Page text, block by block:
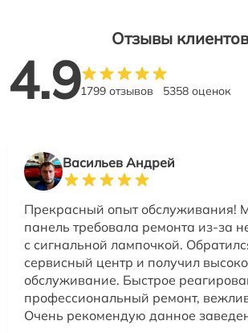
Отзывы клиентов
4.91799 отзывов 5358 оценок
Васильев Андрей
Прекрасный опыт обслуживания!
панель требовала ремонта из-за
с сигнальной лампочкой.
сервисный центр и получил
обслуживание. Быстрое
профессиональный ремонт,
Очень рекомендую данное